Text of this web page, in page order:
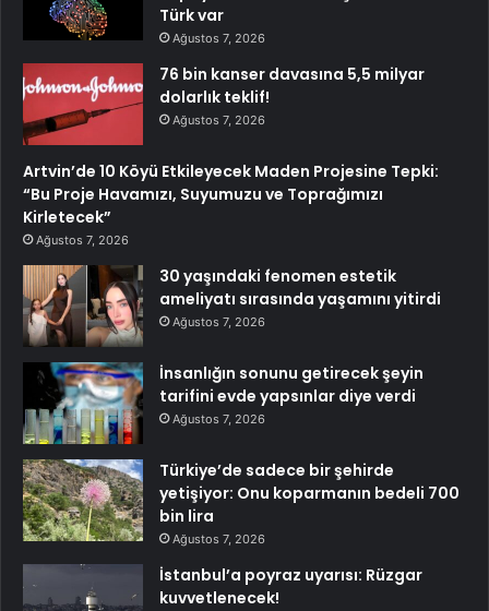
Türk var
Ağustos 7, 2026
76 bin kanser davasına 5,5 milyar
dolarlık teklif!
Ağustos 7, 2026
Artvin’de 10 Köyü Etkileyecek Maden Projesine Tepki:
“Bu Proje Havamızı, Suyumuzu ve Toprağımızı
Kirletecek”
Ağustos 7, 2026
30 yaşındaki fenomen estetik
ameliyatı sırasında yaşamını yitirdi
Ağustos 7, 2026
İnsanlığın sonunu getirecek şeyin
tarifini evde yapsınlar diye verdi
Ağustos 7, 2026
Türkiye’de sadece bir şehirde
yetişiyor: Onu koparmanın bedeli 700
bin lira
Ağustos 7, 2026
İstanbul’a poyraz uyarısı: Rüzgar
kuvvetlenecek!